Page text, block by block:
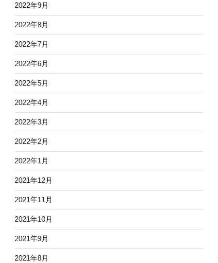
2022年9月
2022年8月
2022年7月
2022年6月
2022年5月
2022年4月
2022年3月
2022年2月
2022年1月
2021年12月
2021年11月
2021年10月
2021年9月
2021年8月